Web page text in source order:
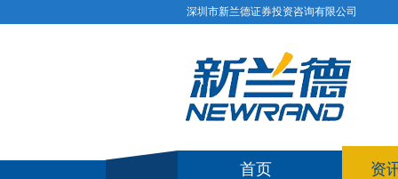
深圳市新兰德证券投资咨询有限公司
首页 资